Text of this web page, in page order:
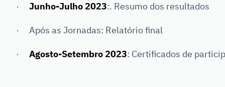
· Junho-Julho 2023:. Resumo dos resultados
· Após as Jornadas: Relatório final
· Agosto-Setembro 2023: Certificados de